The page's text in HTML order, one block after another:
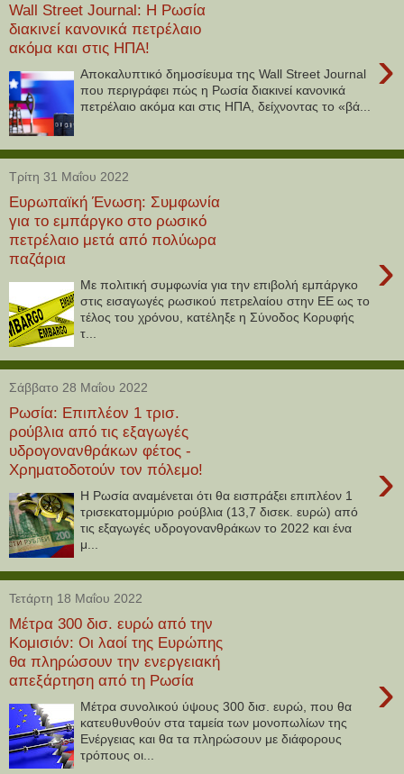
Wall Street Journal: Η Ρωσία
διακινεί κανονικά πετρέλαιο
ακόμα και στις ΗΠΑ!
›
Αποκαλυπτικό δημοσίευμα της Wall Street Journal
που περιγράφει πώς η Ρωσία διακινεί κανονικά
πετρέλαιο ακόμα και στις ΗΠΑ, δείχνοντας το «βά...
Τρίτη 31 Μαΐου 2022
Ευρωπαϊκή Ένωση: Συμφωνία
για το εμπάργκο στο ρωσικό
πετρέλαιο μετά από πολύωρα
παζάρια
›
Με πολιτική συμφωνία για την επιβολή εμπάργκο
στις εισαγωγές ρωσικού πετρελαίου στην ΕΕ ως το
τέλος του χρόνου, κατέληξε η Σύνοδος Κορυφής
τ...
Σάββατο 28 Μαΐου 2022
Ρωσία: Επιπλέον 1 τρισ.
ρούβλια από τις εξαγωγές
υδρογονανθράκων φέτος -
Χρηματοδοτούν τον πόλεμο!
›
Η Ρωσία αναμένεται ότι θα εισπράξει επιπλέον 1
τρισεκατομμύριο ρούβλια (13,7 δισεκ. ευρώ) από
τις εξαγωγές υδρογονανθράκων το 2022 και ένα
μ...
Τετάρτη 18 Μαΐου 2022
Μέτρα 300 δισ. ευρώ από την
Κομισιόν: Οι λαοί της Ευρώπης
θα πληρώσουν την ενεργειακή
απεξάρτηση από τη Ρωσία
›
Μέτρα συνολικού ύψους 300 δισ. ευρώ, που θα
κατευθυνθούν στα ταμεία των μονοπωλίων της
Ενέργειας και θα τα πληρώσουν με διάφορους
τρόπους οι...